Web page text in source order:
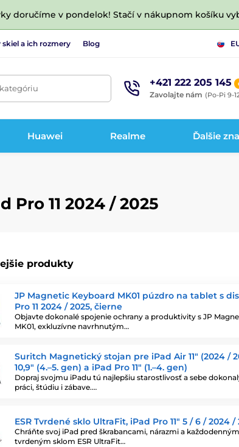
doručíme v pondelok! Stačí v nákupnom košíku
skiel a ich rozmery Blog
+421 222 205 145
Zavolajte nám (Po-Pi 9-
Huawei Realme Ďalšie
Pro 11 2024 / 2025
produkty
JP Magnetic Keyboard MK01 púzdro na tablet s
Pro 11 2024 / 2025, čierne
Objavte dokonalé spojenie ochrany a produktivity s JP
MK01, exkluzívne navrhnutým…
Suritch Magnetický stojan pre iPad Air 11″ (2024 /
10,9″ (4.–5. gen) a iPad Pro 11″ (1.–4. gen)
Dopraj svojmu iPadu tú najlepšiu starostlivosť a sebe
práci, štúdiu i zábave.…
ESR Tvrdené sklo UltraFit, iPad Pro 11" 5 / 6 / 2024 /
Chráňte svoj iPad pred škrabancami, nárazmi a
tvrdeným sklom ESR UltraFit…